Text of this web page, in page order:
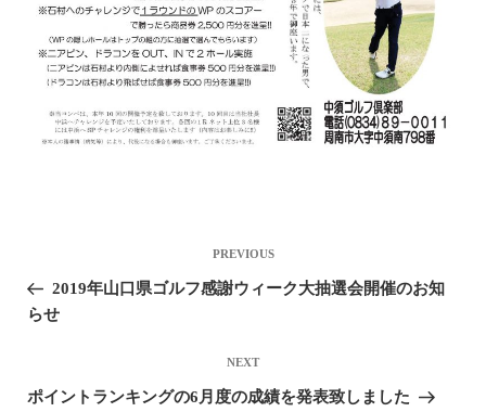
PREVIOUS
2019年山口県ゴルフ感謝ウィーク大抽選会開催のお知
らせ
NEXT
ポイントランキングの6月度の成績を発表致しました